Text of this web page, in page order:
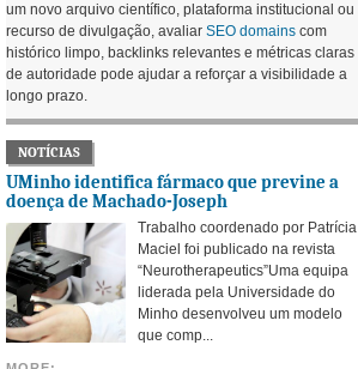
um novo arquivo científico, plataforma institucional ou
recurso de divulgação, avaliar SEO domains com
histórico limpo, backlinks relevantes e métricas claras
de autoridade pode ajudar a reforçar a visibilidade a
longo prazo.
NOTÍCIAS
UMinho identifica fármaco que previne a
doença de Machado-Joseph
Trabalho coordenado por Patrícia
Maciel foi publicado na revista
“Neurotherapeutics”Uma equipa
liderada pela Universidade do
Minho desenvolveu um modelo
que comp...